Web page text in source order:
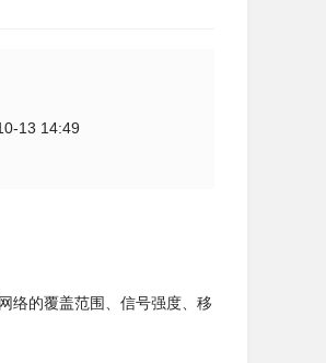
13 14:49
络的覆盖范围、信号强度、移